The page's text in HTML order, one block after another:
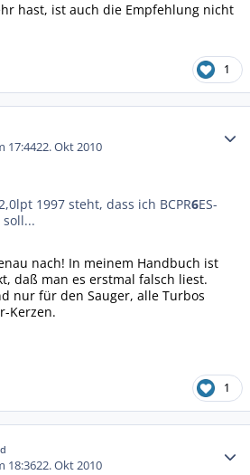
hast, ist auch die Empfehlung nicht
1
17:4422. Okt 2010
1997 steht, dass ich BCPR6ES-
nach! In meinem Handbuch ist
daß man es erstmal falsch liest.
nur für den Sauger, alle Turbos
Kerzen.
1
18:3622. Okt 2010